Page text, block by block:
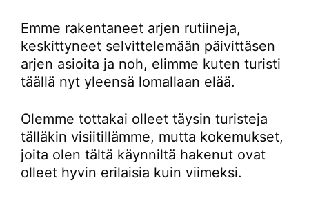
Emme rakentaneet arjen rutiineja,
keskittyneet selvittelemään päivittäsen
arjen asioita ja noh, elimme kuten turisti
täällä nyt yleensä lomallaan elää.
Olemme tottakai olleet täysin turisteja
tälläkin visiitillämme, mutta kokemukset,
joita olen tältä käynniltä hakenut ovat
olleet hyvin erilaisia kuin viimeksi.